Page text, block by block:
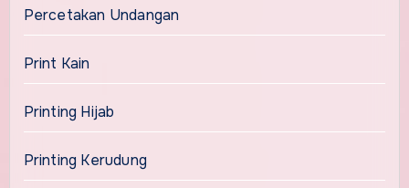
Percetakan Undangan
Print Kain
Printing Hijab
Printing Kerudung